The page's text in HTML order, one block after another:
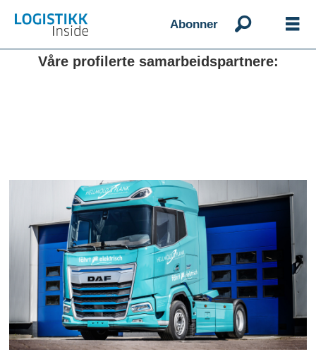
Abonner
Våre profilerte samarbeidspartnere: